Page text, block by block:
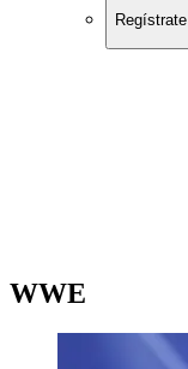
Regístrate
WWE